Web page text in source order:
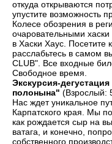
откуда открываются
упустите возможность
Колесе обозрения в
очаровательными хаски
в Хаски Хаус. Посетите
расслабьтесь в самом
CLUB". Все входные
Свободное время.
Экскурсия-
полонына" (Взрослый:
Нас ждет уникальное
Карпатского края. Мы
как рождается сыр на
ватага, и конечно,
собственного